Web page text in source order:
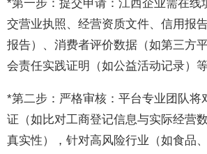
*第一步：提交申请：江西企业需在线
交营业执照、经营资质文件、信用报
报告）、消费者评价数据（如第三方
会责任实践证明（如公益活动记录）
*第二步：严格审核：平台专业团队将
证（如比对工商登记信息与实际经营
真实性），针对高风险行业（如食品